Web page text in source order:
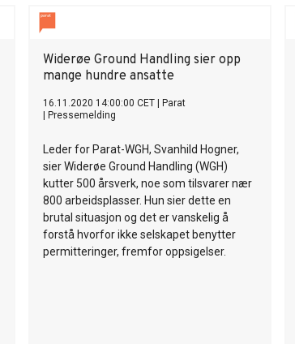
Widerøe Ground Handling sier opp
mange hundre ansatte
16.11.2020 14:00:00 CET
Parat
Pressemelding
Leder for Parat-WGH, Svanhild Hogner,
sier Widerøe Ground Handling (WGH)
kutter 500 årsverk, noe som tilsvarer nær
800 arbeidsplasser. Hun sier dette en
brutal situasjon og det er vanskelig å
forstå hvorfor ikke selskapet benytter
permitteringer, fremfor oppsigelser.